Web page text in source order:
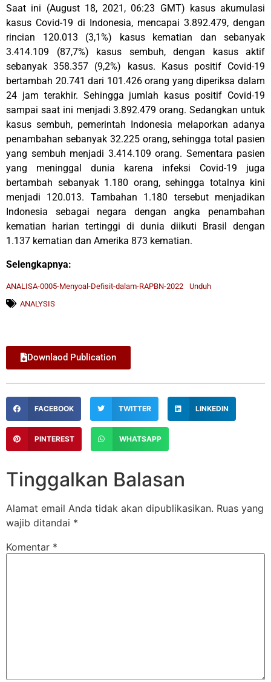
Saat ini (August 18, 2021, 06:23 GMT) kasus akumulasi
kasus Covid-19 di Indonesia, mencapai 3.892.479, dengan
rincian 120.013 (3,1%) kasus kematian dan sebanyak
3.414.109 (87,7%) kasus sembuh, dengan kasus aktif
sebanyak 358.357 (9,2%) kasus. Kasus positif Covid-19
bertambah 20.741 dari 101.426 orang yang diperiksa dalam
24 jam terakhir. Sehingga jumlah kasus positif Covid-19
sampai saat ini menjadi 3.892.479 orang. Sedangkan untuk
kasus sembuh, pemerintah Indonesia melaporkan adanya
penambahan sebanyak 32.225 orang, sehingga total pasien
yang sembuh menjadi 3.414.109 orang. Sementara pasien
yang meninggal dunia karena infeksi Covid-19 juga
bertambah sebanyak 1.180 orang, sehingga totalnya kini
menjadi 120.013. Tambahan 1.180 tersebut menjadikan
Indonesia sebagai negara dengan angka penambahan
kematian harian tertinggi di dunia diikuti Brasil dengan
1.137 kematian dan Amerika 873 kematian.
Selengkapnya:
ANALISA-0005-Menyoal-Defisit-dalam-RAPBN-2022
Unduh
ANALYSIS
Downlaod Publication
FACEBOOK TWITTER LINKEDIN
PINTEREST WHATSAPP
Tinggalkan Balasan
Alamat email Anda tidak akan dipublikasikan. Ruas yang
wajib ditandai *
Komentar *